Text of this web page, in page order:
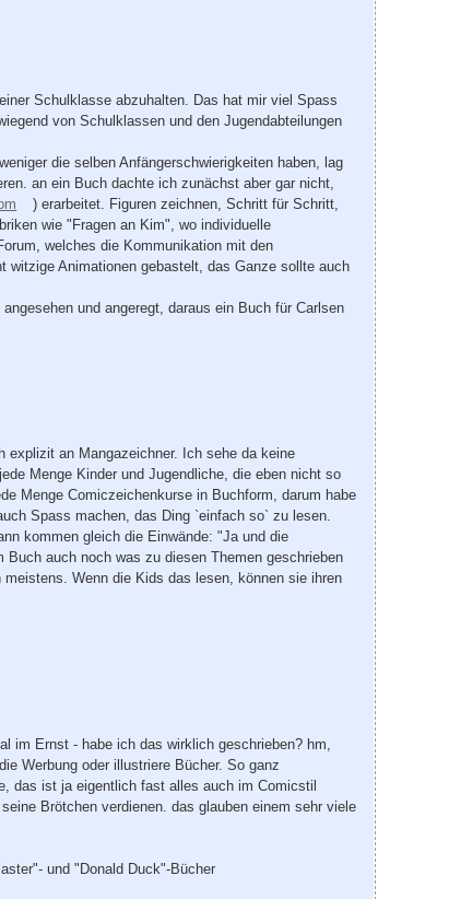
Schulklasse abzuhalten. Das hat mir viel Spass
von Schulklassen und den Jugendabteilungen
die selben Anfängerschwierigkeiten haben, lag
an ein Buch dachte ich zunächst aber gar nicht,
) erarbeitet. Figuren zeichnen, Schritt für Schritt,
wie "Fragen an Kim", wo individuelle
welches die Kommunikation mit den
witzige Animationen gebastelt, das Ganze sollte auch
und angeregt, daraus ein Buch für Carlsen
explizit an Mangazeichner. Ich sehe da keine
Menge Kinder und Jugendliche, die eben nicht so
Menge Comiczeichenkurse in Buchform, darum habe
Spass machen, das Ding `einfach so` zu lesen.
kommen gleich die Einwände: "Ja und die
auch noch was zu diesen Themen geschrieben
Wenn die Kids das lesen, können sie ihren
im Ernst - habe ich das wirklich geschrieben? hm,
Werbung oder illustriere Bücher. So ganz
das ist ja eigentlich fast alles auch im Comicstil
Brötchen verdienen. das glauben einem sehr viele
und "Donald Duck"-Bücher